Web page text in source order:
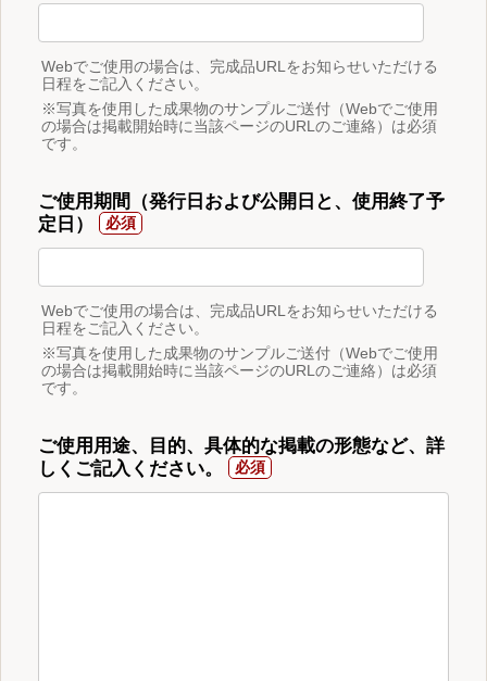
Webでご使用の場合は、完成品URLをお知らせいただける
日程をご記入ください。
※写真を使用した成果物のサンプルご送付（Webでご使用
の場合は掲載開始時に当該ページのURLのご連絡）は必須
です。
ご使用期間（発行日および公開日と、使用終了予
定日）
Webでご使用の場合は、完成品URLをお知らせいただける
日程をご記入ください。
※写真を使用した成果物のサンプルご送付（Webでご使用
の場合は掲載開始時に当該ページのURLのご連絡）は必須
です。
ご使用用途、目的、具体的な掲載の形態など、詳
しくご記入ください。